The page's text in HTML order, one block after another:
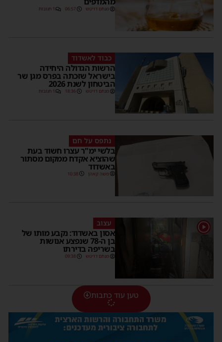
מנחם דויטש 06:57 1 תגובות
כבוד לאשדוד
הרשות הגדולה היחידה
בישראל שזכתה בפרס מגן שר
הביטחון לשנת 2026
מנחם דויטש 18:36 1 תגובות
נתפס על חם
בלשי ימ"ר עצרו חשוד בעת
שהוציא אקדח ממקום מסתור
באשדוד
משה קאהן 10:38
1 עצוב
אסון באשדוד: נקבע מותו של
בן ה-78 שנפצע אנושות
בשריפה בדירתו
מנחם דויטש 09:38
טען עוד כתבות